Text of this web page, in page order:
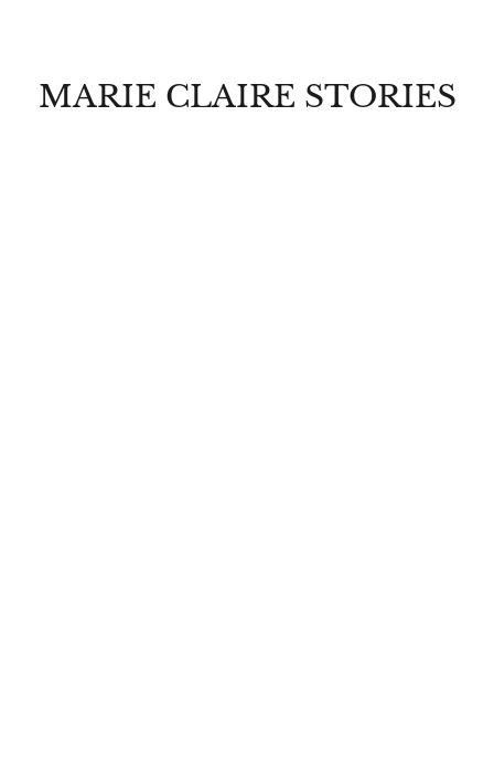
MARIE CLAIRE STORIES